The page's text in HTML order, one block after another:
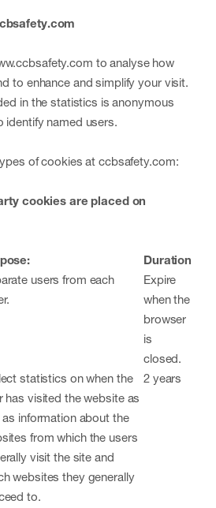
to analyse how
to enhance and simplify your visit.
in the statistics is anonymous
identify named users.
of cookies at ccbsafety.com:
cookies are placed on
Duration
users from each
Expire
when the
browser
is
closed.
statistics on when the
has visited the website as
as information about the
from which the users
visit the site and
websites they generally
to.
2 years